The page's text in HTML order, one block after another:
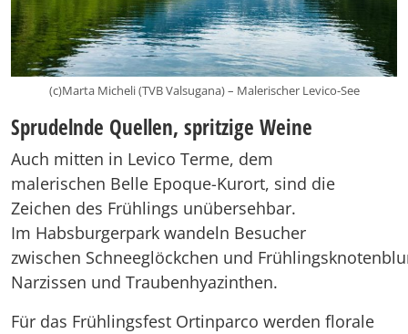
(c)Marta Micheli (TVB Valsugana) – Malerischer Levico-See
Sprudelnde Quellen, spritzige Weine
Auch mitten in Levico Terme, dem
malerischen Belle Epoque-Kurort, sind die
Zeichen des Frühlings unübersehbar.
Im Habsburgerpark wandeln Besucher
zwischen Schneeglöckchen und
Narzissen und Traubenhyazinthen.
Für das Frühlingsfest Ortinparco werden florale